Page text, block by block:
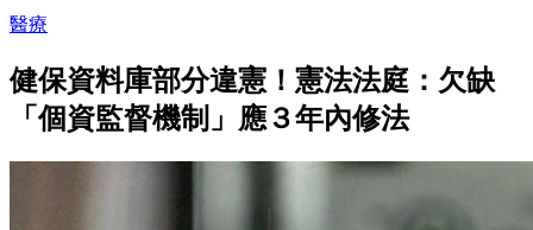
醫療
健保資料庫部分違憲！憲法法庭：欠缺
「個資監督機制」應３年內修法